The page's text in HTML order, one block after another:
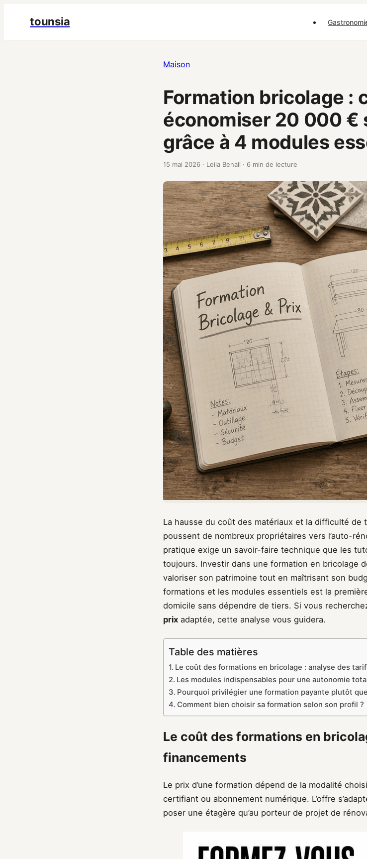
tounsia
Maison
Formation bricolage :
économiser 20 000 €
grâce à 4 modules
15 mai 2026 · Leila Benali · 6 min de lecture
La hausse du coût des matériaux et la difficulté de
poussent de nombreux propriétaires vers l’auto-
pratique exige un savoir-faire technique que les
toujours. Investir dans une formation en bricolage
valoriser son patrimoine tout en maîtrisant son
formations et les modules essentiels est la
domicile sans dépendre de tiers. Si vous
prix adaptée, cette analyse vous guidera.
Table des matières
Le coût des formations en bricolage : analyse des
Les modules indispensables pour une autonomie
Pourquoi privilégier une formation payante plutôt
Comment bien choisir sa formation selon son profil ?
Le coût des formations en
financements
Le prix d’une formation dépend de la modalité
certifiant ou abonnement numérique. L’offre
poser une étagère qu’au porteur de projet de